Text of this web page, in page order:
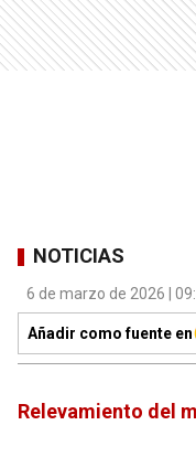
NOTICIAS
6 de marzo de 2026 |
Añadir como fuente en
Relevamiento del